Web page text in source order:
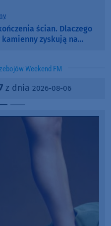
ścian. Dlaczego
kamienny zyskują na
Weekend FM
z dnia 2026-08-06